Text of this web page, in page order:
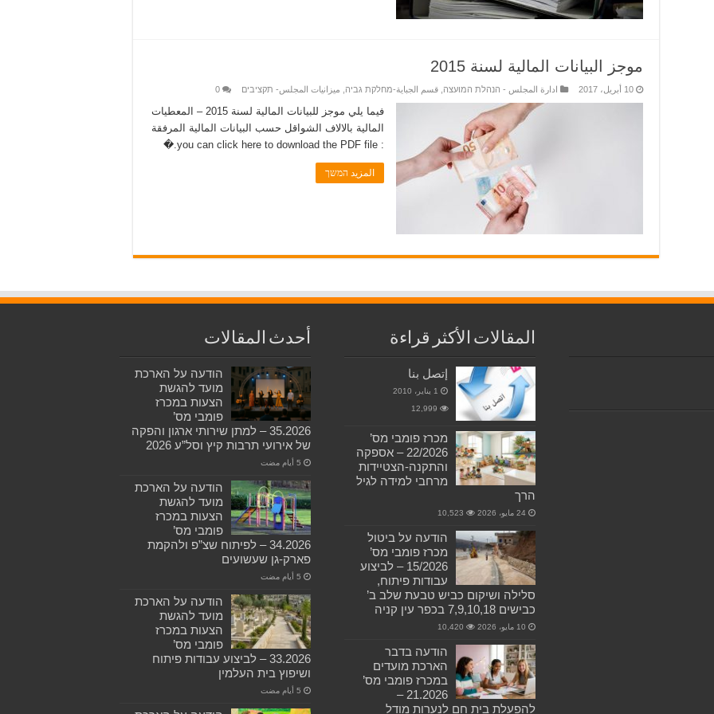
موجز البيانات المالية لسنة 2015
10 أبريل، 2017 ادارة المجلس - הנהלת המועצה قسم الجباية-מחלקת גביה ميزانيات المجلس- תקציבים 0
فيما يلي موجز للبيانات المالية لسنة 2015 – المعطيات
المالية بالالاف الشواقل حسب البيانات المالية المرفقة
: you can click here to download the PDF file.�
المزيد המשך
المقالات الأكثر قراءة
إتصل بنا
1 يناير، 2010
12,999
מכרז פומבי מס’
22/2026 – אספקה
והתקנה-הצטיידות
מרחבי למידה לגיל
הרך
24 مايو، 2026 10,523
הודעה על ביטול
מכרז פומבי מס’
15/2026 – לביצוע
עבודות פיתוח,
סלילה ושיקום כביש טבעת שלב ב’
כבישים 7,9,10,18 בכפר עין קניה
10 مايو، 2026 10,420
הודעה בדבר
הארכת מועדים
במכרז פומבי מס’
21.2026 –
להפעלת בית חם לנערות מודל
أحدث المقالات
הודעה על הארכת
מועד להגשת
הצעות במכרז
פומבי מס’
35.2026 – למתן שירותי ארגון והפקה
של אירועי תרבות קיץ וסל”ע 2026
הודעה על הארכת
מועד להגשת
הצעות במכרז
פומבי מס’
34.2026 – לפיתוח שצ”פ ולהקמת
פארק-גן שעשועים
הודעה על הארכת
מועד להגשת
הצעות במכרז
פומבי מס’
33.2026 – לביצוע עבודות פיתוח
ושיפוץ בית העלמין